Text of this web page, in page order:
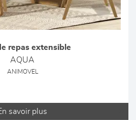
repas extensible
AQUA
ANIMOVEL
savoir plus